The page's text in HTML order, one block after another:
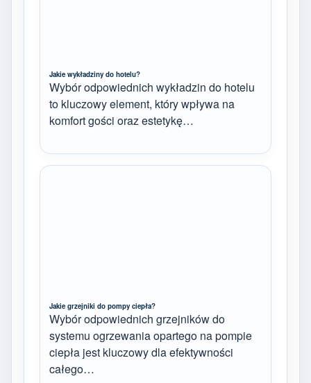
Jakie wykładziny do hotelu?
Wybór odpowiednich wykładzin do hotelu
to kluczowy element, który wpływa na
komfort gości oraz estetykę…
Jakie grzejniki do pompy ciepła?
Wybór odpowiednich grzejników do
systemu ogrzewania opartego na pompie
ciepła jest kluczowy dla efektywności
całego…